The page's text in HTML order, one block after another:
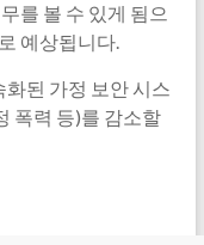
를 볼 수 있게 됨으
예상됩니다.
된 가정 보안 시스
폭력 등)를 감소할